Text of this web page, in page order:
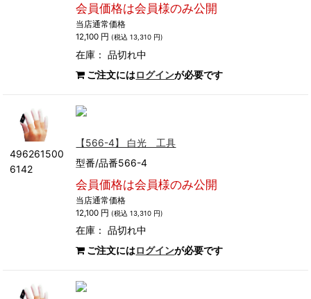
会員価格は会員様のみ公開
当店通常価格
12,100 円 (税込 13,310 円)
在庫：品切れ中
ご注文にはログインが必要です
496261500
6142
【566-4】 白光 工具
型番/品番566-4
会員価格は会員様のみ公開
当店通常価格
12,100 円 (税込 13,310 円)
在庫：品切れ中
ご注文にはログインが必要です